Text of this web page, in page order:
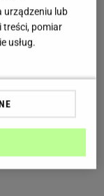
urządzeniu lub
treści, pomiar
usług.